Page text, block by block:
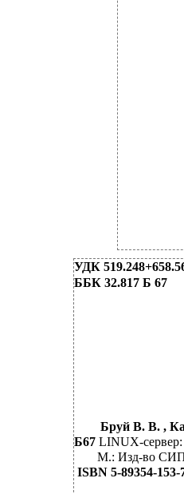
УДК
ББК 32.817 Б 67
Бруй В. В. ,
Б67 LINUX-
М.: Изд-во
ISBN 5-89354-153-